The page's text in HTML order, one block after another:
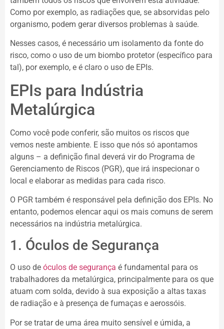
Como por exemplo, as radiações que, se absorvidas pelo
organismo, podem gerar diversos problemas à saúde.
Nesses casos, é necessário um isolamento da fonte do
risco, como o uso de um biombo protetor (específico para
tal), por exemplo, e é claro o uso de EPIs.
EPIs para Indústria
Metalúrgica
Como você pode conferir, são muitos os riscos que
vemos neste ambiente. E isso que nós só apontamos
alguns – a definição final deverá vir do Programa de
Gerenciamento de Riscos (PGR), que irá inspecionar o
local e elaborar as medidas para cada risco.
O PGR também é responsável pela definição dos EPIs. No
entanto, podemos elencar aqui os mais comuns de serem
necessários na indústria metalúrgica.
1. Óculos de Segurança
O uso de óculos de segurança é fundamental para os
trabalhadores da metalúrgica, principalmente para os que
atuam com solda, devido à sua exposição a altas taxas
de radiação e à presença de fumaças e aerossóis.
Por se tratar de uma área muito sensível e úmida, a